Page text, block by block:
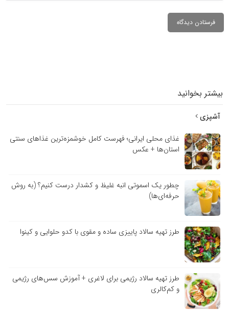
بیشتر بخوانید
آشپزی
غذای محلی ایرانی؛ فهرست کامل خوشمزه‌ترین غذاهای سنتی
استان‌ها + عکس
چطور یک اسموتی انبه غلیظ و کشدار درست کنیم؟ (به روش
حرفه‌ای‌ها)
طرز تهیه سالاد پاییزی ساده و مقوی با کدو حلوایی و کینوا
طرز تهیه سالاد رژیمی برای لاغری + آموزش سس‌های رژیمی
و کم‌کالری